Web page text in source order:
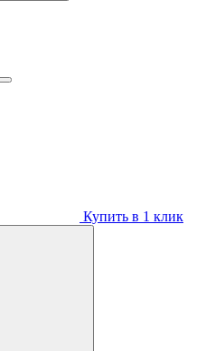
Купить в 1 клик